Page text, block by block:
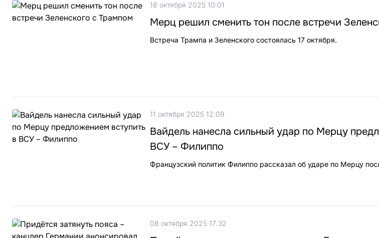
18 октября 2025 10:01
Мерц решил сменить тон после встречи
Встреча Трампа и Зеленского состоялась 17 октября.
11 октября 2025 12:09
Вайдель нанесла сильный удар по Мерцу
ВСУ – Филиппо
Французский политик Филиппо рассказал об ударе по Мерцу
08 октября 2025 17:32